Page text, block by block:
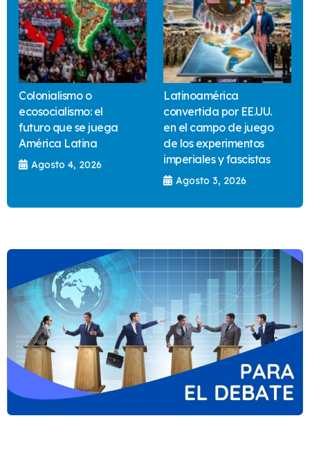
Colonialismo o
ecosocialismo: el
futuro que se juega
América Latina
Agosto 4, 2026
Latinoamérica
convertida por EE.UU.
en el campo de juego
de los experimentos
imperiales y fascistas
Agosto 3, 2026